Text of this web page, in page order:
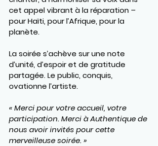
cet appel vibrant à la réparation –
pour Haïti, pour l’Afrique, pour la
planète.
La soirée s’achève sur une note
d’unité, d’espoir et de gratitude
partagée. Le public, conquis,
ovationne l’artiste.
« Merci pour votre accueil, votre
participation. Merci à Authentique de
nous avoir invités pour cette
merveilleuse soirée. »